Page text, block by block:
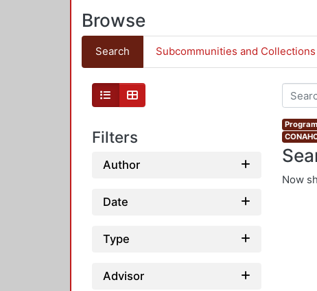
Browse
Search Subcommunities and Collections
Filters
Author
Date
Type
Advisor
Now